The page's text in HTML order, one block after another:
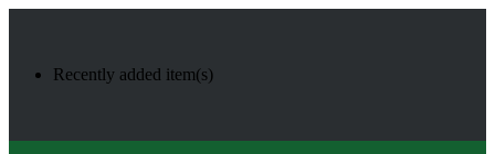
Recently added item(s)